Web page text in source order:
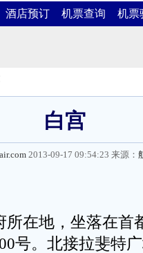
酒店预订 机票查询 机票
白宫
2013-09-17 09:54:23 来源：
在地，坐落在首
号。北接拉斐特